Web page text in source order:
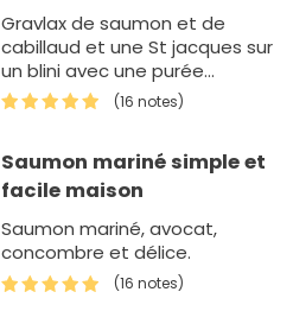
Gravlax de saumon et de
cabillaud et une St jacques sur
un blini avec une purée
d'avocat, avec une sauce à la
crème fraîche et à la
citron,…
(16 notes)
Saumon mariné simple et
facile maison
Saumon mariné, avocat,
concombre et délice.
(16 notes)